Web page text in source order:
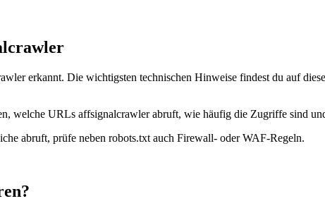
erkannt. Die wichtigsten technischen Hinweise findest du auf
welche URLs affsignalcrawler abruft, wie häufig die Zugriffe sind
abruft, prüfe neben robots.txt auch Firewall- oder WAF-Regeln.